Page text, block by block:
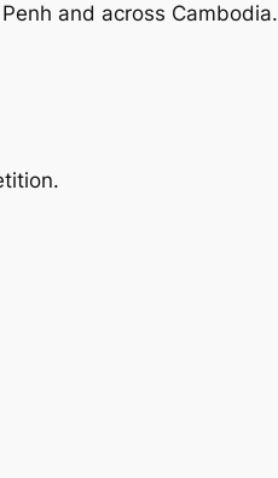
and across Cambodia.